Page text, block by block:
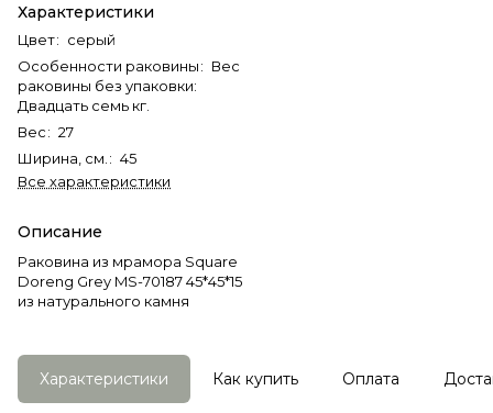
Характеристики
Цвет: серый
Особенности раковины: Вес
раковины без упаковки:
Двадцать семь кг.
Вес: 27
Ширина, см. : 45
Все характеристики
Описание
Раковина из мрамора Square
Doreng Grey MS-70187 45*45*15
из натурального камня
Характеристики Как купить Оплата